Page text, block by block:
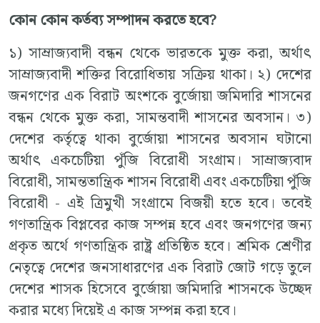
কোন কোন কর্তব্য সম্পাদন করতে হবে?
১) সাম্রাজ্যবাদী বন্ধন থেকে ভারতকে মুক্ত করা, অর্থাৎ
সাম্রাজ্যবাদী শক্তির বিরোধিতায় সক্রিয় থাকা। ২) দেশের
জনগণের এক বিরাট অংশকে বুর্জোয়া জমিদারি শাসনের
বন্ধন থেকে মুক্ত করা, সামন্তবাদী শাসনের অবসান। ৩)
দেশের কর্তৃত্বে থাকা বুর্জোয়া শাসনের অবসান ঘটানো
অর্থাৎ একচেটিয়া পুঁজি বিরোধী সংগ্রাম। সাম্রাজ্যবাদ
বিরোধী, সামন্ততান্ত্রিক শাসন বিরোধী এবং একচেটিয়া পুঁজি
বিরোধী - এই ত্রিমুখী সংগ্রামে বিজয়ী হতে হবে। তবেই
গণতান্ত্রিক বিপ্লবের কাজ সম্পন্ন হবে এবং জনগণের জন্য
প্রকৃত অর্থে গণতান্ত্রিক রাষ্ট্র প্রতিষ্ঠিত হবে। শ্রমিক শ্রেণীর
নেতৃত্বে দেশের জনসাধারণের এক বিরাট জোট গড়ে তুলে
দেশের শাসক হিসেবে বুর্জোয়া জমিদারি শাসনকে উচ্ছেদ
করার মধ্যে দিয়েই এ কাজ সম্পন্ন করা হবে।